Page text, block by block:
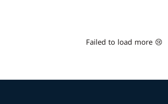
Failed to load more 😢